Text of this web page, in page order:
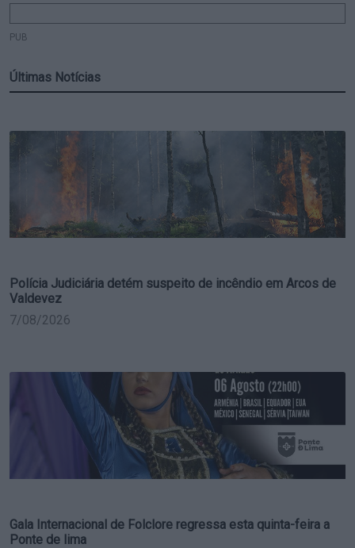
PUB
Últimas Notícias
Polícia Judiciária detém suspeito de incêndio em Arcos de
Valdevez
7/08/2026
Gala Internacional de Folclore regressa esta quinta-feira a
Ponte de lima